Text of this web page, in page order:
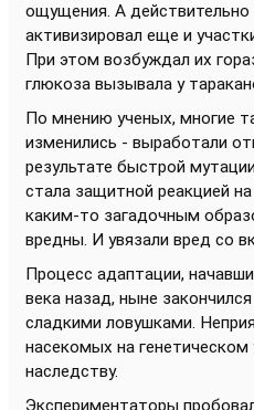
ощущения. А
активизировал еще и
При этом возбуждал их
глюкоза вызывала у
По мнению ученых, многие
изменились - выработали
результате быстрой
стала защитной реакцией
каким-то загадочным
вредны. И увязали вред со
Процесс адаптации,
века назад, ныне
сладкими ловушками.
насекомых на генетическом
наследству.
Экспериментаторы